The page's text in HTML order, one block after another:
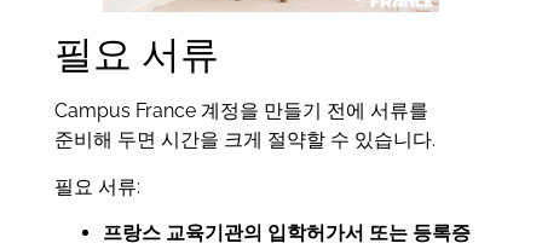
필요 서류
Campus France 계정을 만들기 전에 서류를
준비해 두면 시간을 크게 절약할 수 있습니다.
필요 서류:
프랑스 교육기관의 입학허가서 또는 등록증